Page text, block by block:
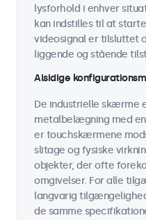
lysforhold i enhver
kan indstilles til at
videosignal er tilsluttet
liggende og stående
Alsidige
De industrielle skærme
metalbelægning med
er touchskærmene
slitage og fysiske
objekter, der ofte
omgivelser. For alle
langvarig
de samme